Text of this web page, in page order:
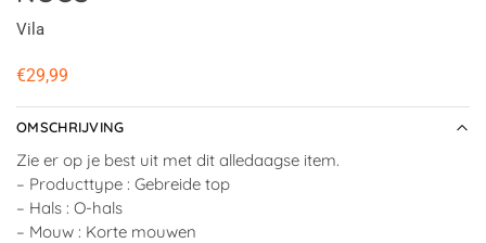
Vila
€29,99
OMSCHRIJVING
Zie er op je best uit met dit alledaagse item.
– Producttype : Gebreide top
– Hals : O-hals
– Mouw : Korte mouwen